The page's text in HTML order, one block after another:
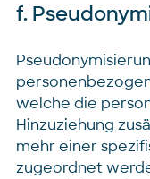
f.
welche die
Hinzuziehung
mehr einer
zugeordnet